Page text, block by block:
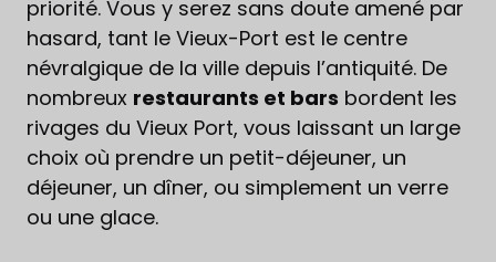
priorité. Vous y serez sans doute amené par
hasard, tant le Vieux-Port est le centre
névralgique de la ville depuis l’antiquité. De
nombreux restaurants et bars bordent les
rivages du Vieux Port, vous laissant un large
choix où prendre un petit-déjeuner, un
déjeuner, un dîner, ou simplement un verre
ou une glace.